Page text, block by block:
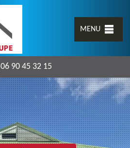
MENU
06 90 45 32 15